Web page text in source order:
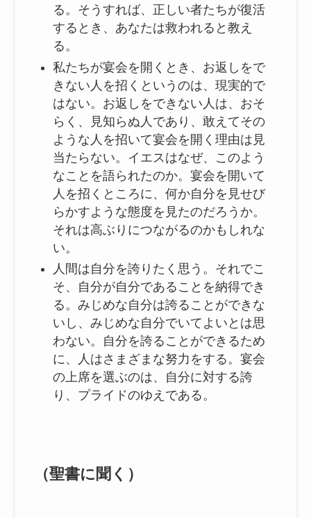
る。そうすれば、正しい者たちが復活
するとき、あなたは救われると教え
る。
私たちが宴会を開くとき、お返しをで
きない人を招くというのは、現実的で
はない。お返しをできない人は、おそ
らく、見知らぬ人であり、敢えてその
ような人を招いて宴会を開く理由は見
当たらない。イエスはなぜ、このよう
なことを語られたのか。宴会を開いて
人を招くところに、何か自分を見せび
らかすような態度を見たのだろうか。
それは高ぶりにつながるのかもしれな
い。
人間は自分を誇りたく思う。それでこ
そ、自分が自分であることを納得でき
る。みじめな自分は誇ることができな
いし、みじめな自分でいてよいとは思
わない。自分を誇ることができるため
に、人はさまざまな努力をする。宴会
の上席を選ぶのは、自分に対する誇
り、プライドのゆえである。
（聖書に聞く）